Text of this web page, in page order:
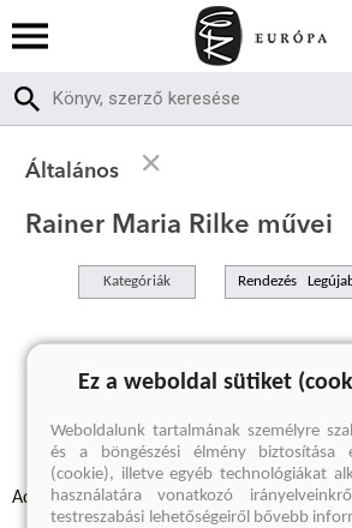
Általános
Rainer Maria Rilke művei
Kategóriák Rendezés
A keresett kifejezésre
Adatvédelmi szabályzatok Elállási
Ez a weboldal sütiket
Weboldalunk tartalmának személyre
és a böngészési élmény biztosítása
(cookie), illetve egyéb technológiákat
használatára vonatkozó
testreszabási lehetőségeiről bővebb